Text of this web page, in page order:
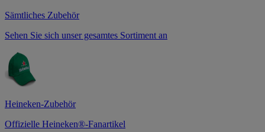
Sämtliches Zubehör
Sehen Sie sich unser gesamtes Sortiment an
Heineken-Zubehör
Offizielle Heineken®-Fanartikel